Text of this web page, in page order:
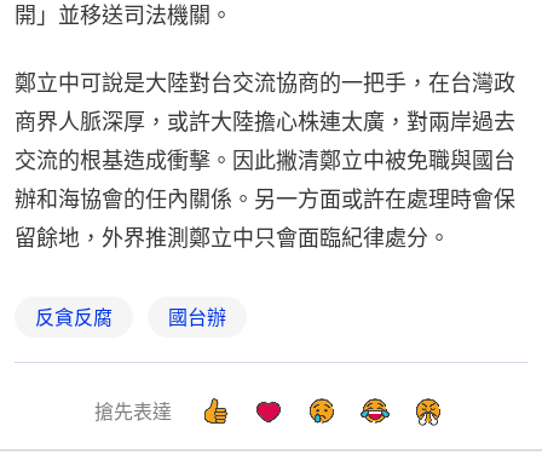
開」並移送司法機關。
鄭立中可說是大陸對台交流協商的一把手，在台灣政
商界人脈深厚，或許大陸擔心株連太廣，對兩岸過去
交流的根基造成衝擊。因此撇清鄭立中被免職與國台
辦和海協會的任內關係。另一方面或許在處理時會保
留餘地，外界推測鄭立中只會面臨紀律處分。
反貪反腐 國台辦
搶先表達